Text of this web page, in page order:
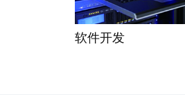
软件开发